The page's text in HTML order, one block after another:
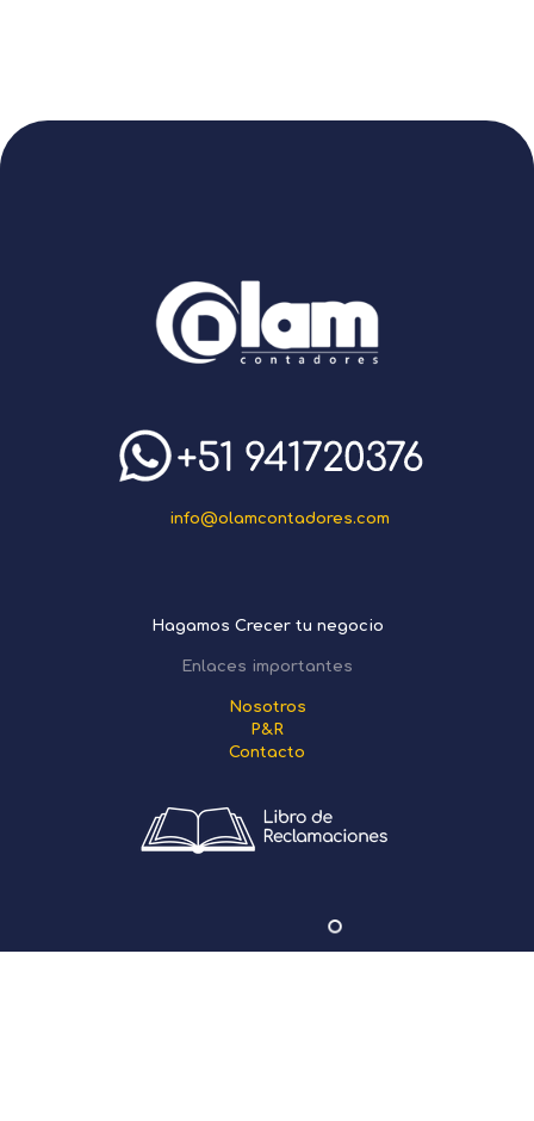
info@olamcontadores.com
Hagamos Crecer tu negocio
Enlaces importantes
Nosotros
P&R
Contacto